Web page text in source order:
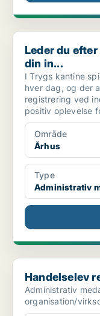
Leder du efter ekstra
Leder du
din in...
I Trygs kantine
hver dag, og der
registrering ved
positiv oplevelse
Område
Århus
Type
Administrativ
Handelselev
Handelselev
Administrativ
organisation/